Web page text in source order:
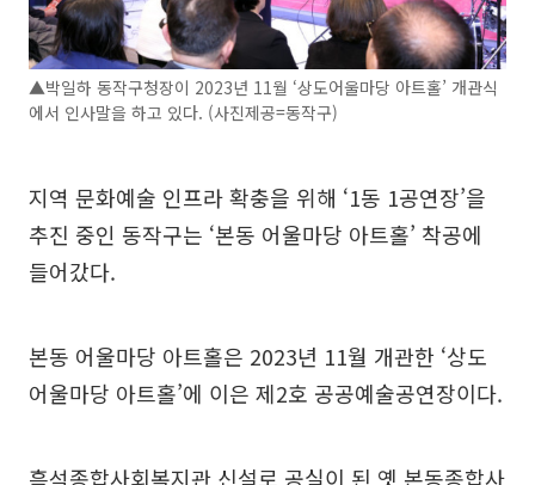
▲박일하 동작구청장이 2023년 11월 ‘상도어울마당 아트홀’ 개관식
에서 인사말을 하고 있다. (사진제공=동작구)
지역 문화예술 인프라 확충을 위해 ‘1동 1공연장’을
추진 중인 동작구는 ‘본동 어울마당 아트홀’ 착공에
들어갔다.
본동 어울마당 아트홀은 2023년 11월 개관한 ‘상도
어울마당 아트홀’에 이은 제2호 공공예술공연장이다.
흑석종합사회복지관 신설로 공실이 된 옛 본동종합사